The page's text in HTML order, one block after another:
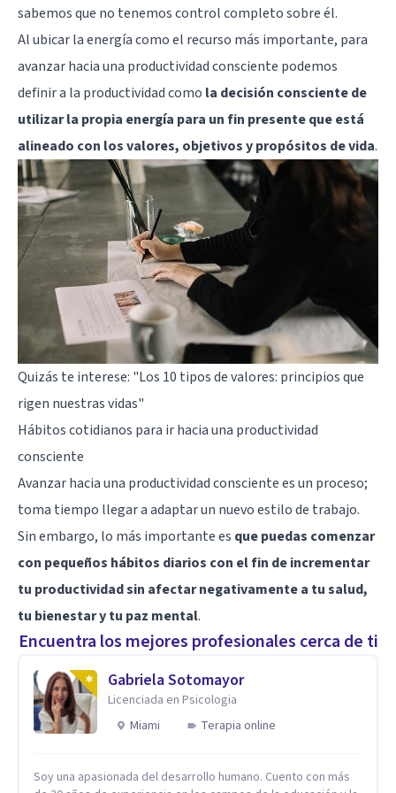
sabemos que no tenemos control completo sobre él.
Al ubicar la energía como el recurso más importante, para
avanzar hacia una productividad consciente podemos
definir a la productividad como la decisión consciente de
utilizar la propia energía para un fin presente que está
alineado con los valores, objetivos y propósitos de vida.
Quizás te interese: "Los 10 tipos de valores: principios que
rigen nuestras vidas"
Hábitos cotidianos para ir hacia una productividad
consciente
Avanzar hacia una productividad consciente es un proceso;
toma tiempo llegar a adaptar un nuevo estilo de trabajo.
Sin embargo, lo más importante es que puedas comenzar
con pequeños hábitos diarios con el fin de incrementar
tu productividad sin afectar negativamente a tu salud,
tu bienestar y tu paz mental.
Encuentra los mejores profesionales cerca de ti
Gabriela Sotomayor
Licenciada en Psicologia
Miami
Terapia online
Soy una apasionada del desarrollo humano. Cuento con más